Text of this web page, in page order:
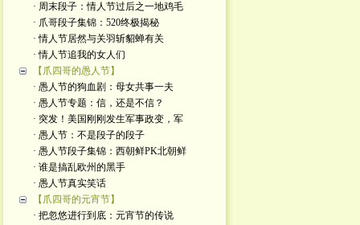
· 周末段子：情人节过后之一地鸡毛
· 爪哥段子集锦：520终极揭秘
· 情人节居然与关羽斩貂蝉有关
· 情人节追我的女人们
【爪四哥的愚人节】
· 愚人节的狗血剧：母女共事一夫
· 愚人节专题：信，还是不信？
· 突发！美国刚刚发生军事政变，军
· 愚人节：不是段子的段子
· 愚人节段子集锦：西朝鲜PK北朝鲜
· 谁是搞乱欧州的黑手
· 愚人节真实笑话
【爪四哥的元宵节】
· 把忽悠进行到底：元宵节的传说